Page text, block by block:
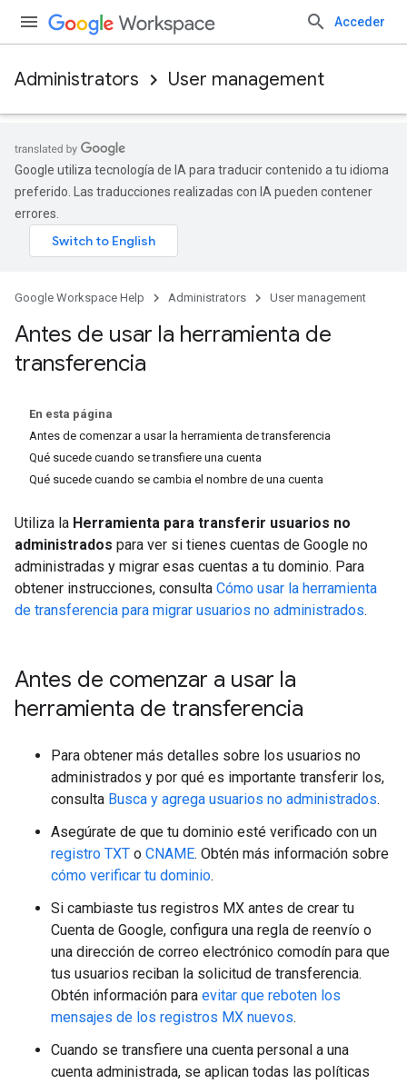
Acceder
Administrators User management
Google utiliza tecnología de IA para traducir contenido a tu idioma
preferido. Las traducciones realizadas con IA pueden contener
errores.
Google Workspace Help Administrators User management
Antes de usar la herramienta de
transferencia
En esta página
Antes de comenzar a usar la herramienta de transferencia
Qué sucede cuando se transfiere una cuenta
Qué sucede cuando se cambia el nombre de una cuenta
Utiliza la Herramienta para transferir usuarios no
administrados para ver si tienes cuentas de Google no
administradas y migrar esas cuentas a tu dominio. Para
obtener instrucciones, consulta Cómo usar la herramienta
de transferencia para migrar usuarios no administrados.
Antes de comenzar a usar la
herramienta de transferencia
Para obtener más detalles sobre los usuarios no
administrados y por qué es importante transferir los,
consulta Busca y agrega usuarios no administrados.
Asegúrate de que tu dominio esté verificado con un
registro TXT o CNAME. Obtén más información sobre
cómo verificar tu dominio.
Si cambiaste tus registros MX antes de crear tu
Cuenta de Google, configura una regla de reenvío o
una dirección de correo electrónico comodín para que
tus usuarios reciban la solicitud de transferencia.
Obtén información para evitar que reboten los
mensajes de los registros MX nuevos.
Cuando se transfiere una cuenta personal a una
cuenta administrada, se aplican todas las políticas